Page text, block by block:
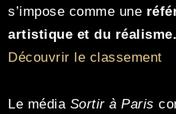
s’impose comme une
artistique et du réalisme.
Découvrir le classement
Le média Sortir à Paris